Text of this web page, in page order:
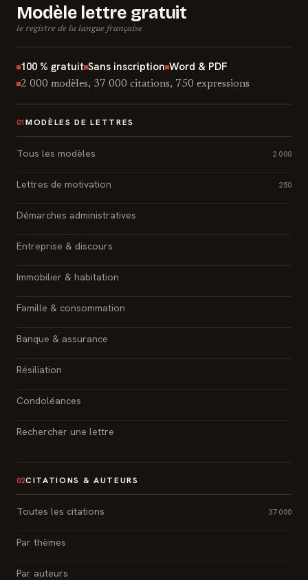
Modèle lettre gratuit
le registre de la langue française
100 % gratuit Sans inscription Word & PDF
2 000 modèles, 37 000 citations, 750 expressions
01 MODÈLES DE LETTRES
Tous les modèles 2 000
Lettres de motivation 250
Démarches administratives
Entreprise & discours
Immobilier & habitation
Famille & consommation
Banque & assurance
Résiliation
Condoléances
Rechercher une lettre
02CITATIONS & AUTEURS
Toutes les citations 37 000
Par thèmes
Par auteurs